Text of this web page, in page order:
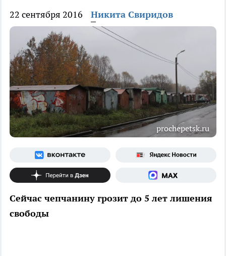
22 сентября 2016 Никита Свиридов
prochepetsk.ru
Сейчас чепчанину грозит до 5 лет лишения
свободы